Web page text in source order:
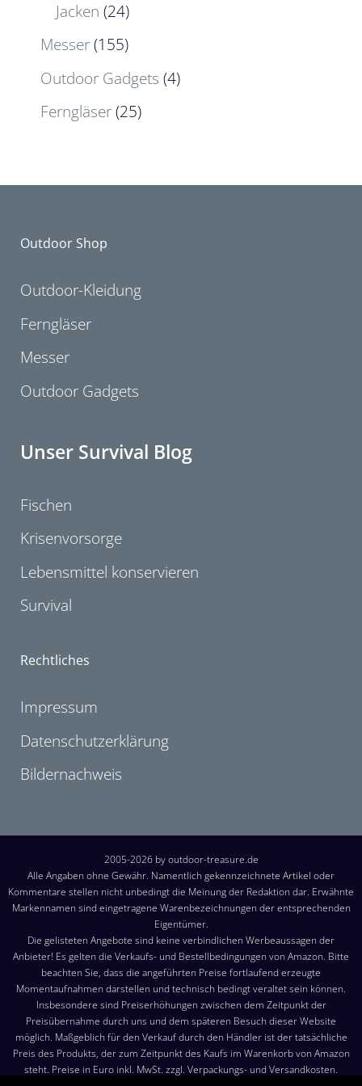
Jacken (24)
Messer(155)
Outdoor Gadgets (4)
Ferngläser(25)
Outdoor Shop
Outdoor-Kleidung
Ferngläser
Messer
Outdoor Gadgets
Unser Survival Blog
Fischen
Krisenvorsorge
Lebensmittel konservieren
Survival
Rechtliches
Impressum
Datenschutzerklärung
Bildernachweis
2005-2026 by outdoor-treasure.de
Alle Angaben ohne Gewähr. Namentlich gekennzeichnete Artikel oder
Kommentare stellen nicht unbedingt die Meinung der Redaktion dar. Erwähnte
Markennamen sind eingetragene Warenbezeichnungen der entsprechenden
Eigentümer.
Die gelisteten Angebote sind keine verbindlichen Werbeaussagen der
Anbieter! Es gelten die Verkaufs- und Bestellbedingungen von Amazon. Bitte
beachten Sie, dass die angeführten Preise fortlaufend erzeugte
Momentaufnahmen darstellen und technisch bedingt veraltet sein können.
Insbesondere sind Preiserhöhungen zwischen dem Zeitpunkt der
Preisübernahme durch uns und dem späteren Besuch dieser Website
möglich. Maßgeblich für den Verkauf durch den Händler ist der tatsächliche
Preis des Produkts, der zum Zeitpunkt des Kaufs im Warenkorb von Amazon
steht. Preise in Euro inkl. MwSt. zzgl. Verpackungs- und Versandkosten.